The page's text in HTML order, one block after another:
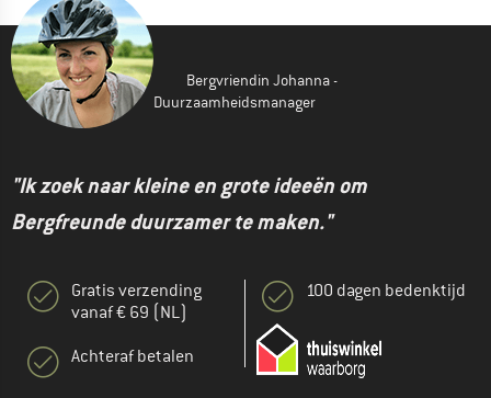
Bergvriendin Johanna -
Duurzaamheidsmanager
"Ik zoek naar kleine en grote ideeën om
Bergfreunde duurzamer te maken."
Gratis verzending
vanaf € 69 (NL)
Achteraf betalen
100 dagen bedenktijd